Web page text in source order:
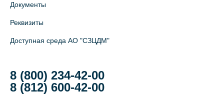
Документы
Реквизиты
Доступная среда АО "СЗЦДМ"
8 (800) 234-42-00
8 (812) 600-42-00